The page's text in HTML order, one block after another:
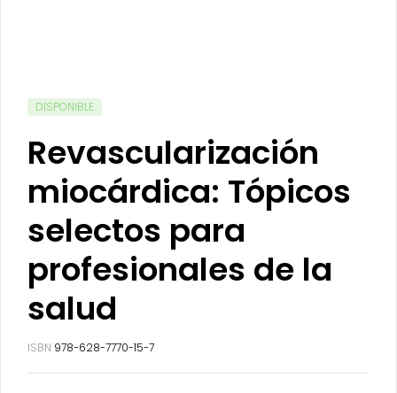
DISPONIBLE
Revascularización
miocárdica: Tópicos
selectos para
profesionales de la
salud
ISBN 978-628-7770-15-7